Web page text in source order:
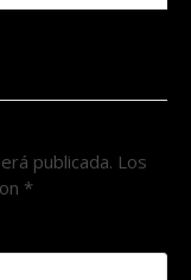
publicada. Los
*